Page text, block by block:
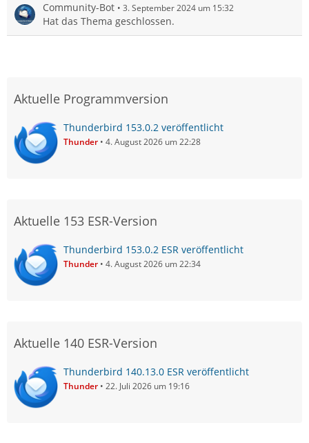
Community-Bot 3. September 2024 um 15:32
Hat das Thema geschlossen.
Aktuelle Programmversion
Thunderbird 153.0.2 veröffentlicht
Thunder 4. August 2026 um 22:28
Aktuelle 153 ESR-Version
Thunderbird 153.0.2 ESR veröffentlicht
Thunder 4. August 2026 um 22:34
Aktuelle 140 ESR-Version
Thunderbird 140.13.0 ESR veröffentlicht
Thunder 22. Juli 2026 um 19:16